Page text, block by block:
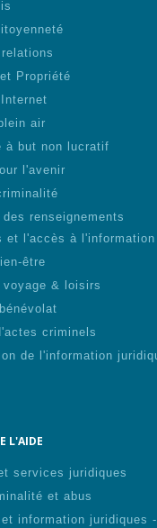
Propriété
air
à but non lucratif
l'avenir
renseignements
et l'accès à l'information
être
voyage & loisirs
criminels
de l'information
L'AIDE
services juridiques
et abus
information juridiques -